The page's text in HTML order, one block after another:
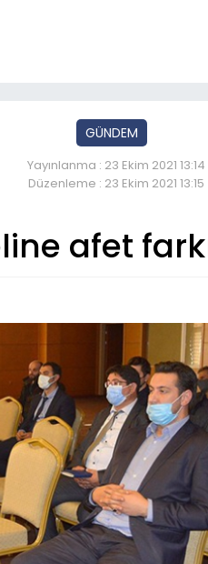
GÜNDEM
Yayınlanma : 23 Ekim 2021 13:14
Düzenleme : 23 Ekim 2021 13:15
afet